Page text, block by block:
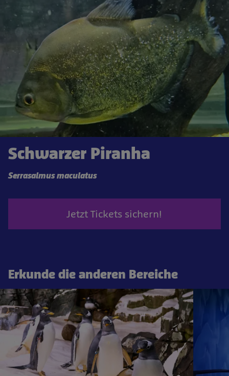
Schwarzer Piranha
Serrasalmus maculatus
Jetzt Tickets sichern!
Erkunde die anderen Bereiche